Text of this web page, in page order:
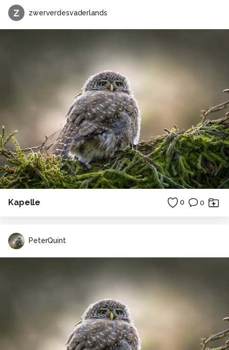
Z zwerverdesvaderlands
Kapelle 0 0
PeterQuint